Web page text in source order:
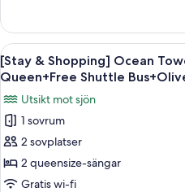
Double
Queen
+
Free
Shuttle
Bus
+
OliveYoung
Coupon
&
Shopping]
Ocean
Tower
Double
Queen
+
Free
Shuttle
Öppna
alla
för
[Stay
&
Shopping]
Ocean
4
[Stay & Shopping] Ocean
Queen+Free Shuttle
Utsikt mot sjön
1 sovrum
2 sovplatser
2 queensize-sängar
Gratis wi-fi